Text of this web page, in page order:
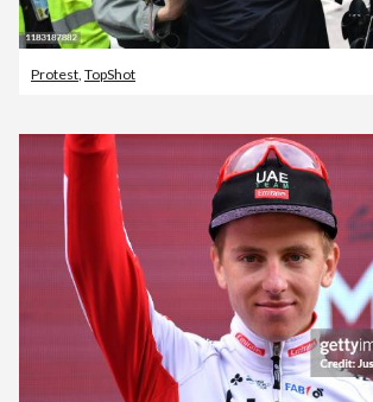
Protest TopShot